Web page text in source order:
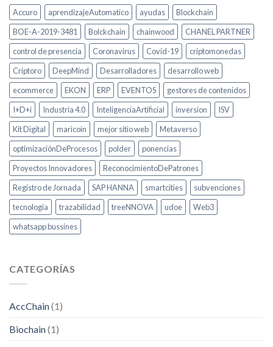
Accuro aprendizajeAutomatico ayudas
Blockchain
BOE-A-2019-3481
Bolckchain chainwood
CHANEL PARTNER
control de presencia
Coronavirus Covid-19
criptomonedas
Criptoro
DeepMind Desarrolladores
desarrollo web
ecommerce
EKON ERP EVENTOS
gestores de contenidos
I+D+i
Industria 4.0 InteligenciaArtificial inversion
ISV
Kit Digital
maricoin mejor sitio web
Metaverso
optimizaciónDeProcesos
polder
ponencias
Proyectos Innovadores
ReconocimientoDePatrones
Registro de Jornada
SAP HANNA smartcities
subvenciones
tecnologia
trazabilidad treeNNOVA udoe
Web3
whatsapp bussines
CATEGORÍAS
AccChain(1)
Biochain(1)